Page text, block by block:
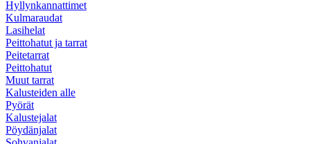
Hyllynkannattimet
Kulmaraudat
Lasihelat
Peittohatut ja tarrat
Peitetarrat
Peittohatut
Muut tarrat
Kalusteiden alle
Pyörät
Kalustejalat
Pöydänjalat